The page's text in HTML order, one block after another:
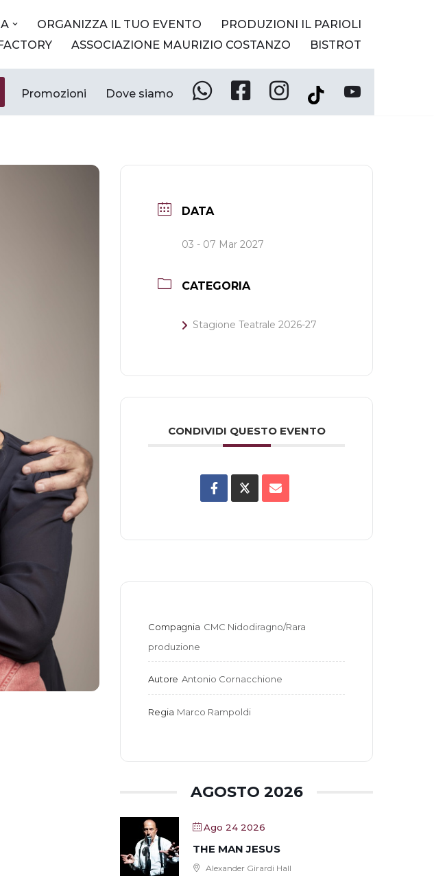
ORGANIZZA IL TUO EVENTO
PRODUZIONI IL PARIOLI
ASSOCIAZIONE MAURIZIO COSTANZO BISTROT
Promozioni Dove siamo WhatsappFacebookInstagram
Tik
Tok
YouTube
DATA
03 - 07 Mar 2027
CATEGORIA
Stagione Teatrale 2026-27
CONDIVIDI QUESTO EVENTO
Compagnia CMC Nidodiragno/Rara
produzione
Autore Antonio Cornacchione
Regia Marco Rampoldi
AGOSTO 2026
Ago 24 2026
THE MAN JESUS
Alexander Girardi Hall